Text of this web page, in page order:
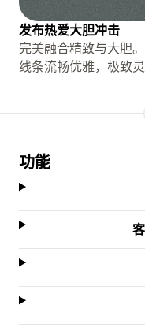
发布热爱大胆冲击
完美融合精致与大胆
线条流畅优雅，极致灵
功能